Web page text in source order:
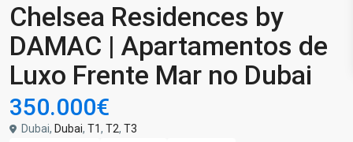
Chelsea Residences by
DAMAC | Apartamentos de
Luxo Frente Mar no Dubai
350.000€
Dubai, Dubai, T1, T2, T3